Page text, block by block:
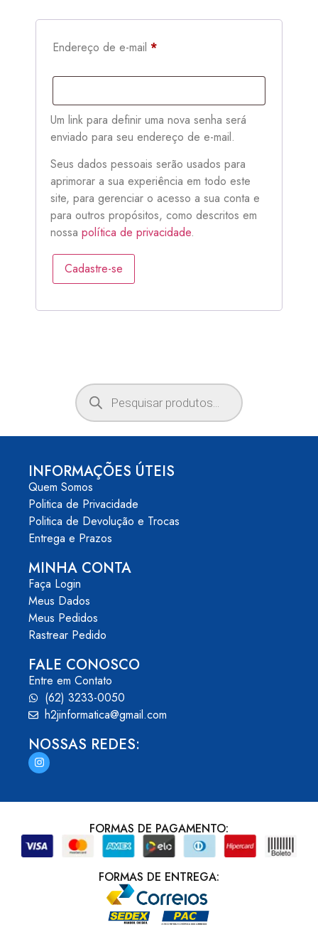
Endereço de e-mail *
Um link para definir uma nova senha será
enviado para seu endereço de e-mail.
Seus dados pessoais serão usados para
aprimorar a sua experiência em todo este
site, para gerenciar o acesso a sua conta e
para outros propósitos, como descritos em
nossa política de privacidade.
Cadastre-se
INFORMAÇÕES ÚTEIS
Quem Somos
Politica de Privacidade
Politica de Devolução e Trocas
Entrega e Prazos
MINHA CONTA
Faça Login
Meus Dados
Meus Pedidos
Rastrear Pedido
FALE CONOSCO
Entre em Contato
(62) 3233-0050
h2jinformatica@gmail.com
NOSSAS REDES:
FORMAS DE PAGAMENTO:
FORMAS DE ENTREGA: